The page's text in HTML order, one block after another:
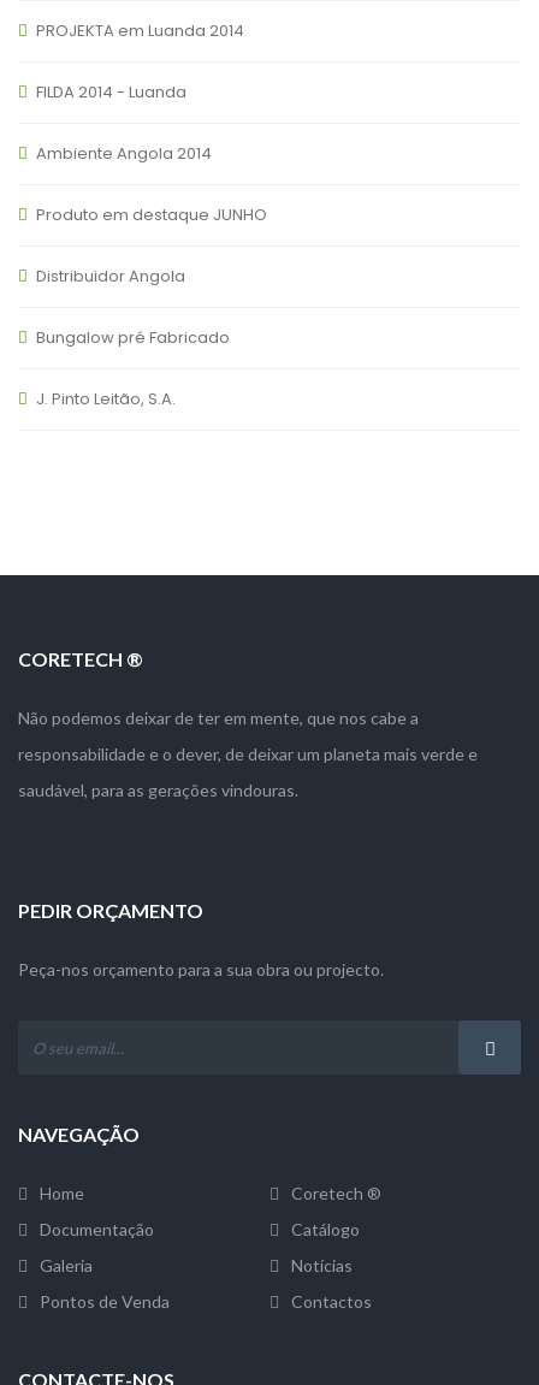
PROJEKTA em Luanda 2014
FILDA 2014 - Luanda
Ambiente Angola 2014
Produto em destaque JUNHO
Distribuidor Angola
Bungalow pré Fabricado
J. Pinto Leitão, S.A.
CORETECH ®
Não podemos deixar de ter em mente, que nos cabe a
responsabilidade e o dever, de deixar um planeta mais verde e
saudável, para as gerações vindouras.
PEDIR ORÇAMENTO
Peça-nos orçamento para a sua obra ou projecto.
NAVEGAÇÃO
Home
Coretech ®
Documentação
Catálogo
Galeria
Notícias
Pontos de Venda
Contactos
CONTACTE-NOS